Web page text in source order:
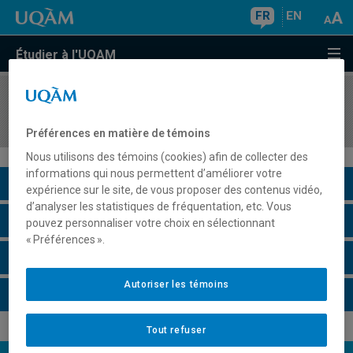
FR EN
Étudier à l'UQAM
COURS//
Description du cours
Horaire - Été 2026
Préférences en matière de témoins
Nous utilisons des témoins (cookies) afin de collecter des
informations qui nous permettent d’améliorer votre
expérience sur le site, de vous proposer des contenus vidéo,
d’analyser les statistiques de fréquentation, etc. Vous
pouvez personnaliser votre choix en sélectionnant
« Préférences ».
Tout refuser
Autoriser les témoins